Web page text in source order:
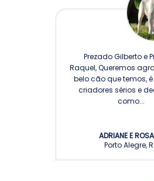
Prezado Gilberto e
Raquel, Queremos
belo cão que temos,
criadores sérios e
como...
ADRIANE E
Porto Alegre,